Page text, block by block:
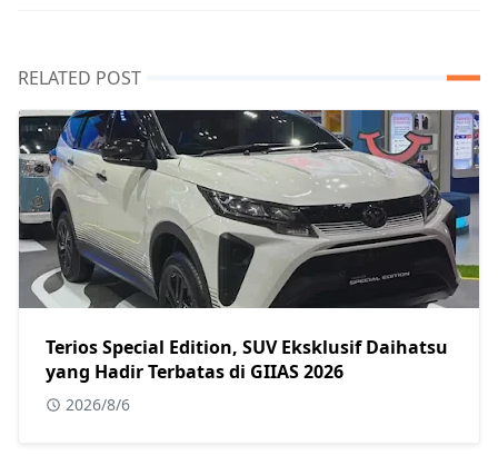
RELATED POST
Terios Special Edition, SUV Eksklusif Daihatsu
yang Hadir Terbatas di GIIAS 2026
2026/8/6